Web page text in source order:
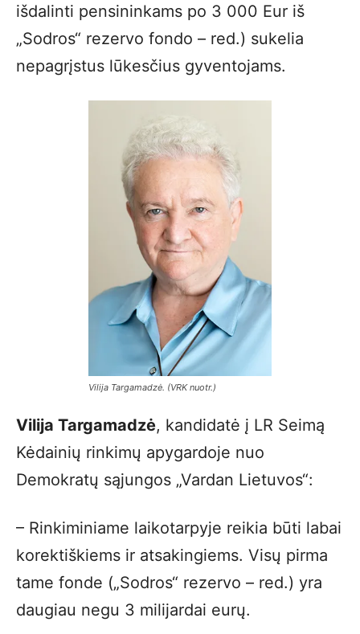
išdalinti pensininkams po 3 000 Eur iš
„Sodros“ rezervo fondo – red.) sukelia
nepagrįstus lūkesčius gyventojams.
Vilija Targamadzė. (VRK nuotr.)
Vilija Targamadzė, kandidatė į LR Seimą
Kėdainių rinkimų apygardoje nuo
Demokratų sąjungos „Vardan Lietuvos“:
– Rinkiminiame laikotarpyje reikia būti labai
korektiškiems ir atsakingiems. Visų pirma
tame fonde („Sodros“ rezervo – red.) yra
daugiau negu 3 milijardai eurų.